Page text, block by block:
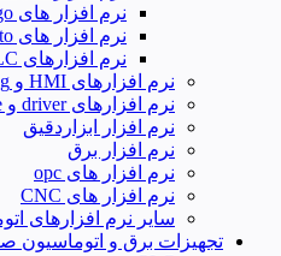
نرم افزار های PLC Wago
نرم افزار های PLC Festo
نرم افزارهای PLC سایر شرکت ها
نرم افزارهای HMI و Monitoring
نرم افزارهای driver و Servo drive
نرم افزار ابزاردقیق
نرم افزار برق
نرم افزار های opc
نرم افزار های CNC
سایر نرم افزارهای
تجهیزات برق و اتوماسیون